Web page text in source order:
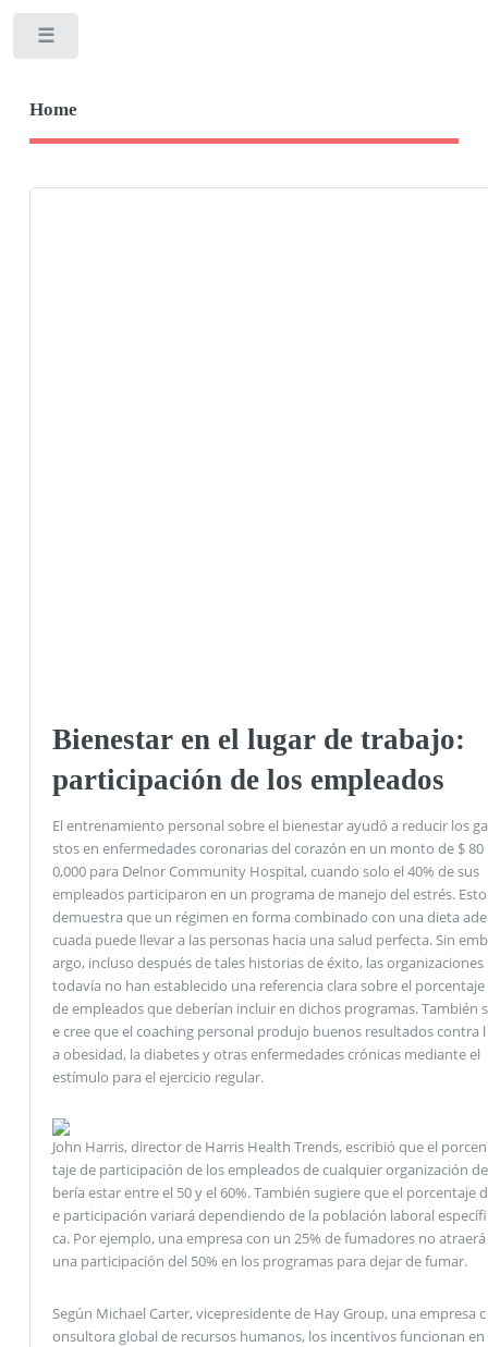
Home
Bienestar en el lugar de trabajo:
participación de los empleados
El entrenamiento personal sobre el bienestar ayudó a reducir los ga
stos en enfermedades coronarias del corazón en un monto de $ 80
0,000 para Delnor Community Hospital, cuando solo el 40% de sus
empleados participaron en un programa de manejo del estrés. Esto
demuestra que un régimen en forma combinado con una dieta ade
cuada puede llevar a las personas hacia una salud perfecta. Sin emb
argo, incluso después de tales historias de éxito, las organizaciones
todavía no han establecido una referencia clara sobre el porcentaje
de empleados que deberían incluir en dichos programas. También s
e cree que el coaching personal produjo buenos resultados contra l
a obesidad, la diabetes y otras enfermedades crónicas mediante el
estímulo para el ejercicio regular.
John Harris, director de Harris Health Trends, escribió que el porcen
taje de participación de los empleados de cualquier organización de
bería estar entre el 50 y el 60%. También sugiere que el porcentaje d
e participación variará dependiendo de la población laboral específi
ca. Por ejemplo, una empresa con un 25% de fumadores no atraerá
una participación del 50% en los programas para dejar de fumar.
Según Michael Carter, vicepresidente de Hay Group, una empresa c
onsultora global de recursos humanos, los incentivos funcionan en